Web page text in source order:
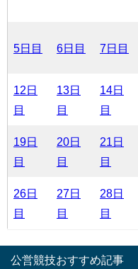
5日目 6日目 7日目
12日
目
13日
目
14日
目
19日
目
20日
目
21日
目
26日
目
27日
目
28日
目
公営競技おすすめ記事